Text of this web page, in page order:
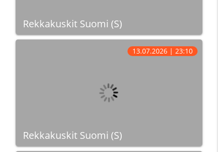
Rekkakuskit Suomi (S)
Rekkakuskit Suomi (S)
13.07.2026 | 23:10